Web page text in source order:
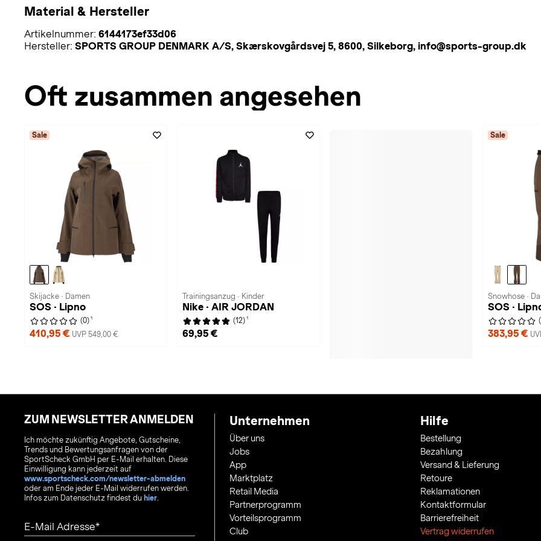
Material & Hersteller
Artikelnummer: 6144173ef33d06
Hersteller: SPORTS GROUP DENMARK A/S, Skærskovgårdsvej 5, 8600, Silkeborg, info@sports-group.dk
Oft zusammen angesehen
Sale
Skijacke · Damen
SOS · Lipno
(0) 1
410,95 € UVP 549,00 €
Trainingsanzug · Kinder
Nike · AIR JORDAN
(12) 1
69,95 €
Sale
Snowhose ·
SOS ·
383,95 €
ZUM NEWSLETTER ANMELDEN
Ich möchte zukünftig Angebote, Gutscheine,
Trends und Bewertungsanfragen von der
SportScheck GmbH per E-Mail erhalten. Diese
Einwilligung kann jederzeit auf
www.sportscheck.com/newsletter-abmelden
oder am Ende jeder E-Mail widerrufen werden.
Infos zum Datenschutz findest du hier.
E-Mail Adresse
Unternehmen
Über uns
Jobs
App
Marktplatz
Retail Media
Partnerprogramm
Vorteilsprogramm
Club
Hilfe
Bestellung
Bezahlung
Versand & Lieferung
Retoure
Reklamationen
Kontaktformular
Barrierefreiheit
Vertrag widerrufen